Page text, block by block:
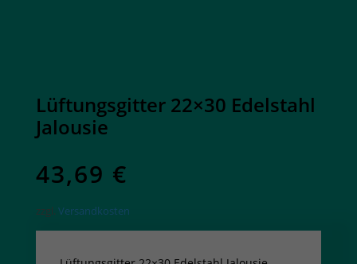
Lüftungsgitter 22×30 Edelstahl
Jalousie
43,69 €
zzgl. Versandkosten